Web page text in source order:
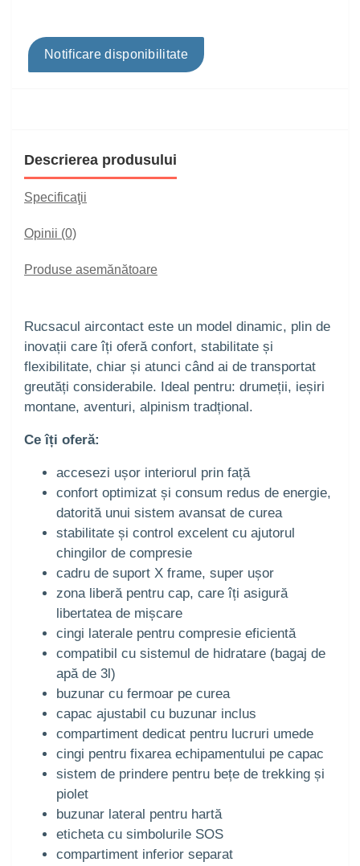
Notificare disponibilitate
Descrierea produsului
Specificaţii
Opinii (0)
Produse asemănătoare
Rucsacul aircontact este un model dinamic, plin de
inovații care îți oferă confort, stabilitate și
flexibilitate, chiar și atunci când ai de transportat
greutăți considerabile. Ideal pentru: drumeții, ieșiri
montane, aventuri, alpinism tradțional.
Ce îți oferă:
accesezi ușor interiorul prin față
confort optimizat și consum redus de energie,
datorită unui sistem avansat de curea
stabilitate și control excelent cu ajutorul
chingilor de compresie
cadru de suport X frame, super ușor
zona liberă pentru cap, care îți asigură
libertatea de mișcare
cingi laterale pentru compresie eficientă
compatibil cu sistemul de hidratare (bagaj de
apă de 3l)
buzunar cu fermoar pe curea
capac ajustabil cu buzunar inclus
compartiment dedicat pentru lucruri umede
cingi pentru fixarea echipamentului pe capac
sistem de prindere pentru bețe de trekking și
piolet
buzunar lateral pentru hartă
eticheta cu simbolurile SOS
compartiment inferior separat